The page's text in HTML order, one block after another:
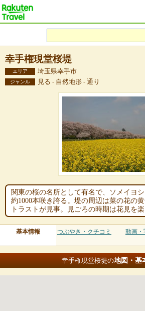
幸手権現堂桜堤
エリア 埼玉県幸手市
ジャンル 見る - 自然地形 - 通り
関東の桜の名所として有名で、ソメイヨ
約1000本咲き誇る。堤の周辺は菜の花の
トラストが見事。見ごろの時期は花見を楽
基本情報 つぶやき・クチコミ 動画・
幸手権現堂桜堤の地図・基